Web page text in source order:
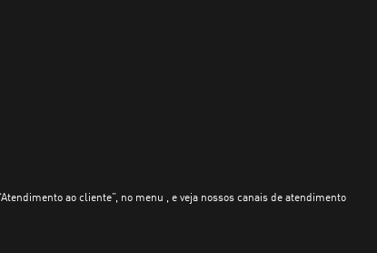
ao cliente”, no menu , e veja nossos canais de atendimento